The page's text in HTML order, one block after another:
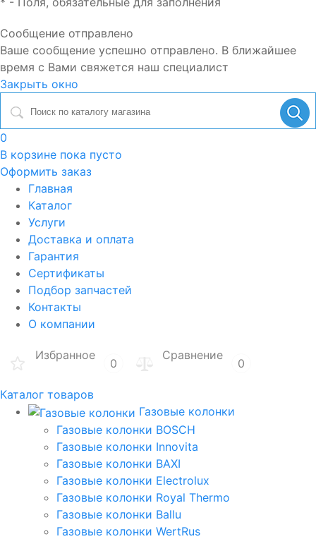
Сообщение отправлено
Ваше сообщение успешно отправлено. В ближайшее
время с Вами свяжется наш специалист
Закрыть окно
0
В корзине пока пусто
Оформить заказ
Главная
Каталог
Услуги
Доставка и оплата
Гарантия
Сертификаты
Подбор запчастей
Контакты
О компании
Избранное
0
Сравнение
0
Каталог товаров
Газовые колонки
Газовые колонки BOSCH
Газовые колонки Innovita
Газовые колонки BAXI
Газовые колонки Electrolux
Газовые колонки Royal Thermo
Газовые колонки Ballu
Газовые колонки WertRus